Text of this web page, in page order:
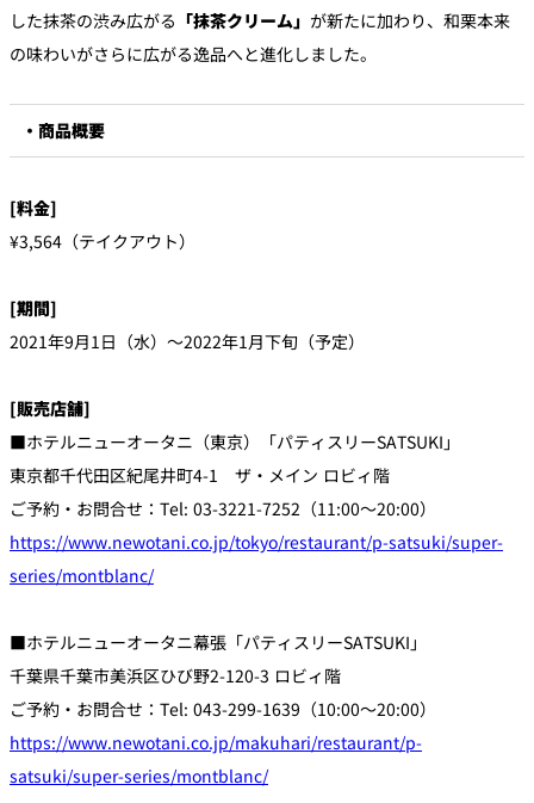
した抹茶の渋み広がる 「抹茶クリーム」 が新たに加わり、和栗本来
の味わいがさらに広がる逸品へと進化しました。
・商品概要
[料金]
¥3,564（テイクアウト）
[期間]
2021年9月1日（水）～2022年1月下旬（予定）
[販売店舗]
■ホテルニューオータニ（東京）「パティスリーSATSUKI」
東京都千代田区紀尾井町4-1 ザ・メイン ロビィ階
ご予約・お問合せ：Tel: 03-3221-7252（11:00～20:00）
https://www.newotani.co.jp/tokyo/restaurant/p-satsuki/super-
series/montblanc/
■ホテルニューオータニ幕張「パティスリーSATSUKI」
千葉県千葉市美浜区ひび野2-120-3 ロビィ階
ご予約・お問合せ：Tel: 043-299-1639（10:00～20:00）
https://www.newotani.co.jp/makuhari/restaurant/p-
satsuki/super-series/montblanc/